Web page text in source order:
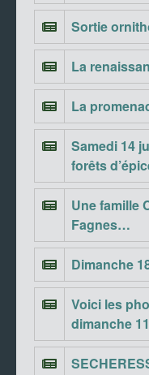
Sortie
La
La
Samedi 14
forêts
Une famille
Fagnes…
Dimanche
Voici les
dimanche